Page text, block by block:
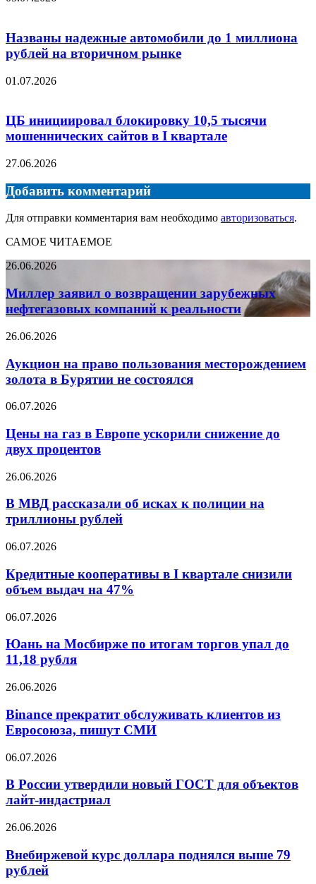
Названы надежные автомобили до 1 миллиона
рублей на вторичном рынке
01.07.2026
ЦБ инициировал блокировку 10,5 тысячи
мошеннических сайтов в I квартале
27.06.2026
Добавить комментарий
Для отправки комментария вам необходимо авторизоваться.
САМОЕ ЧИТАЕМОЕ
Миллер
о
возвращении
зарубежных
компаний
реальности
26.06.2026
Миллер заявил о возвращении зарубежных
нефтегазовых компаний к реальности
Аукцион
право
пользования
месторождением
в
не
состоялся
26.06.2026
Аукцион на право пользования месторождением
золота в Бурятии не состоялся
Цены
газ
в
Европе
снижение
двух
процентов
06.07.2026
Цены на газ в Европе ускорили снижение до
двух процентов
В
рассказали
исках
полиции
триллионы
рублей
26.06.2026
В МВД рассказали об исках к полиции на
триллионы рублей
Кредитные
в
I
квартале
объем
на
47%
06.07.2026
Кредитные кооперативы в I квартале снизили
объем выдач на 47%
Юань
Мосбирже
по
итогам
упал
11,18
рубля
06.07.2026
Юань на Мосбирже по итогам торгов упал до
11,18 рубля
Binance
обслуживать
клиентов
из
пишут
26.06.2026
Binance прекратит обслуживать клиентов из
Евросоюза, пишут СМИ
В
утвердили
новый
ГОСТ
объектов
индастриал
06.07.2026
В России утвердили новый ГОСТ для объектов
лайт-индастриал
Внебиржевой
доллара
поднялся
выше
26.06.2026
Внебиржевой курс доллара поднялся выше 79
рублей